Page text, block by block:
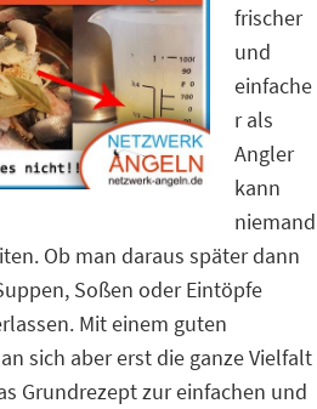
frischer
und
einfache
r als
Angler
kann
niemand
Ob man daraus später dann
Soßen oder Eintöpfe
Mit einem guten
sich aber erst die ganze Vielfalt
Grundrezept zur einfachen und